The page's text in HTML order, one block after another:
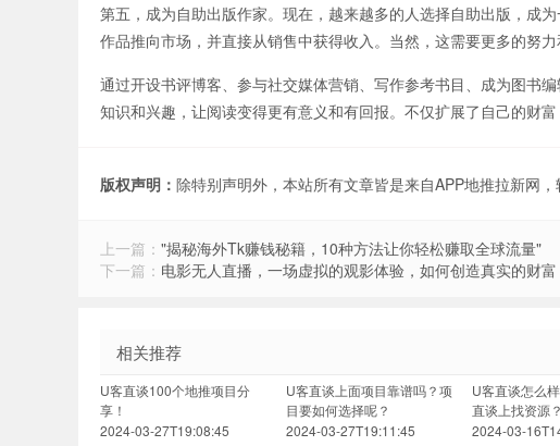
第五，成为自助出版作家。现在，越来越多的人选择自助出版，成
作品推向市场，并直接从销售中获得收入。当然，这需要更多的努
通过开设书评博客、参与社交媒体营销、写作参考书目、成为图书
知识和兴趣，让阅读变得更有意义和有回报。不仅扩展了自己的财
版权声明： 除特别声明外，本站所有文章皆是来自APP地推拉新网
上一篇： "揭秘海外Tk赚钱秘籍，10种方法让你轻松赚取全球流量"
下一篇： 电影无人直播，一场虚拟的观影体验，如何创造真实的财富
相关推荐
U客直谈100个地推项目分
享！
2024-03-27T19:08:45
U客直谈上面项目靠谱吗？项
目要如何选择呢？
2024-03-27T19:11:45
U客直谈怎么
直谈上找资源？
2024-03-